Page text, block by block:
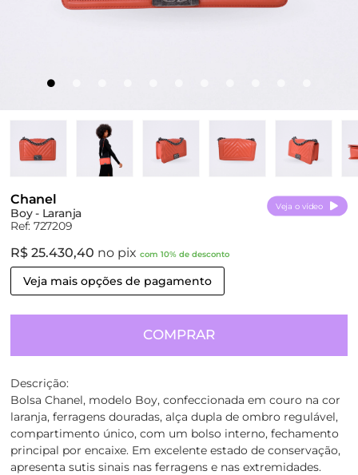
Chanel
Boy - Laranja
Ref: 727209
Veja o vídeo
R$ 25.430,40 no pix com 10% de desconto
Veja mais opções de pagamento
COMPRAR
Descrição:
Bolsa Chanel, modelo Boy, confeccionada em couro na cor
laranja, ferragens douradas, alça dupla de ombro regulável,
compartimento único, com um bolso interno, fechamento
principal por encaixe. Em excelente estado de conservação,
apresenta sutis sinais nas ferragens e nas extremidades.